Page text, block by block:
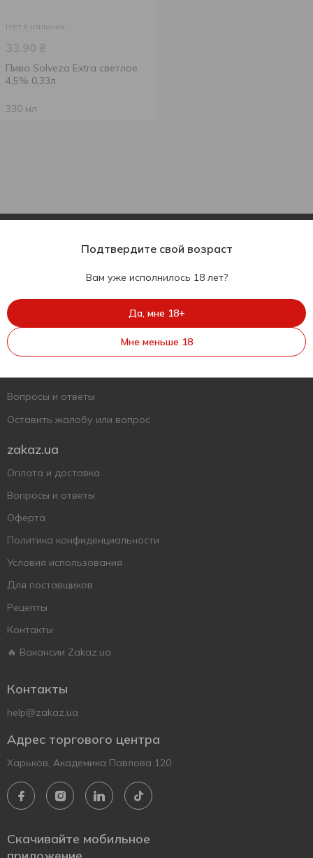
Нет в наличии
33.90 ₴
Пиво Solveza Extra светлое
4,5% 0,33л
330 мл
Укр
Поддержать ВСУ
Вопросы и ответы
Оставить жалобу или вопрос
zakaz.ua
Оплата и доставка
Вопросы и ответы
Оферта
Политика конфиденциальности
Условия использования
Для поставщиков
Рецепты
Контакты
🔥 Вакансии Zakaz.ua
Контакты
help@zakaz.ua
Адрес торгового центра
Харьков, Академика Павлова 120
Скачивайте мобильное
Подтвердите свой возраст
Вам уже исполнилось 18 лет?
Да, мне 18+
Мне меньше 18